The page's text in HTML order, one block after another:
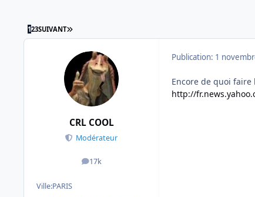
123SUIVANT DERNIÈRE PAGE
CRL COOL
Modérateur
17k
messages
Ville:PARIS
Publication: 1
Encore de quoi faire
http://